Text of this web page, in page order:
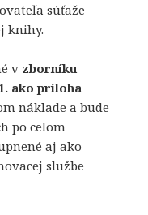
súťaže
knihy.
v zborníku
ako príloha
náklade a bude
po celom
aj ako
službe